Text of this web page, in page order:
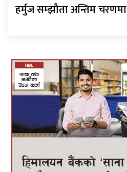
हर्मुज सम्झौता अन्तिम चरणमा